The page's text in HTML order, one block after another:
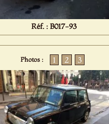
Réf. : B017-93
Photos : 1 2 3